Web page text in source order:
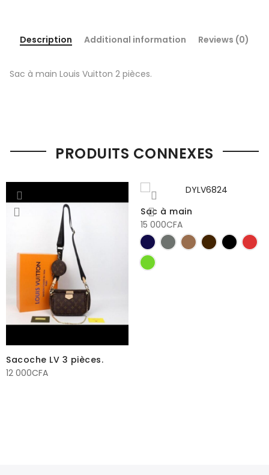
Description Additional information Reviews (0)
Sac à main Louis Vuitton 2 pièces.
PRODUITS CONNEXES
Sacoche LV 3 pièces.
12 000CFA
Sac à main
15 000CFA